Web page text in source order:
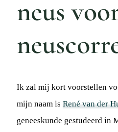
neus
Ik zal mij kort voorstellen
mijn naam is René van der
geneeskunde gestudeerd in